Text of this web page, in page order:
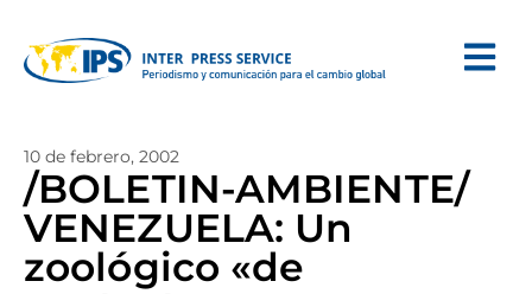
10 de febrero, 2002
/BOLETIN-AMBIENTE/
VENEZUELA: Un
zoológico «de